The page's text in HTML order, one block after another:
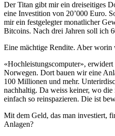
Der Titan gibt mir ein dreiseitiges
eine Investition von 20’000 Euro.
mir ein festgelegter monatlicher
Bitcoins. Nach drei Jahren soll ich
Eine mächtige Rendite. Aber worin
«Hochleistungscomputer»,
Norwegen. Dort bauen wir eine
100 Millionen und mehr.
nachhaltig. Da weiss keiner, wo
einfach so reinspazieren. Die ist
Mit dem Geld, das man investiert,
Anlagen?